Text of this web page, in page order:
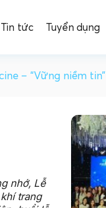
Tin tức Tuyển dụng
– “Vững niềm tin”
nhớ, Lễ
trang